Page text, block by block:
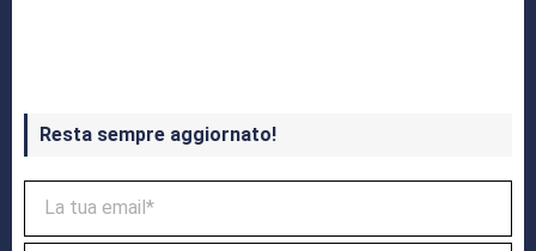
Resta sempre aggiornato!